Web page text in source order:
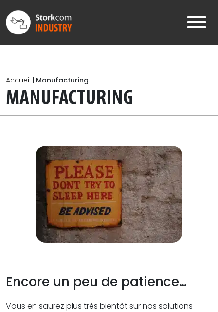
Accueil Manufacturing
MANUFACTURING
Encore un peu de patience…
Vous en saurez plus très bientôt sur nos solutions